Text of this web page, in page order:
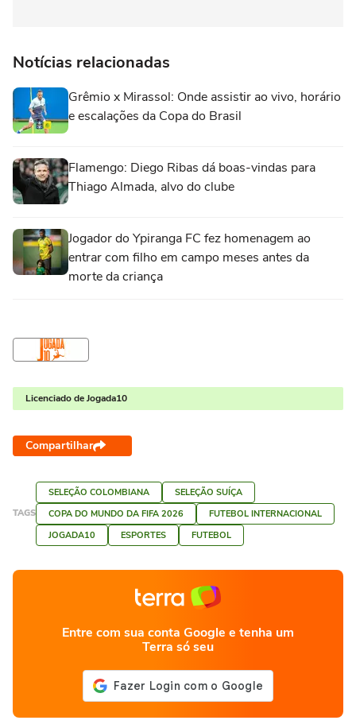
Notícias relacionadas
Grêmio x Mirassol: Onde assistir ao vivo, horário
e escalações da Copa do Brasil
Flamengo: Diego Ribas dá boas-vindas para
Thiago Almada, alvo do clube
Jogador do Ypiranga FC fez homenagem ao
entrar com filho em campo meses antes da
morte da criança
Licenciado de Jogada10
Compartilhar
TAGS
SELEÇÃO COLOMBIANA
SELEÇÃO SUÍÇA
COPA DO MUNDO DA FIFA 2026
FUTEBOL INTERNACIONAL
JOGADA10
ESPORTES FUTEBOL
Entre com sua conta Google e tenha um
Terra só seu